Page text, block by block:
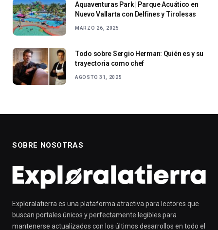
Aquaventuras Park | Parque Acuático en
Nuevo Vallarta con Delfines y Tirolesas
MARZO 26, 2025
Todo sobre Sergio Herman: Quién es y su
trayectoria como chef
AGOSTO 31, 2025
SOBRE NOSOTRAS
Exploralatierra es una plataforma atractiva para lectores que
buscan portales únicos y perfectamente legibles para
mantenerse actualizados con los últimos desarrollos en todo el